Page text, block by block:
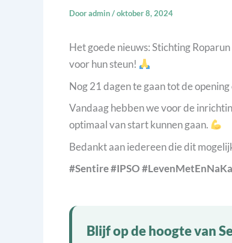
Dooradmin/oktober 8, 2024
Het goede nieuws: Stichting
voor hun steun!
Nog 21 dagen te gaan tot de
Vandaag hebben we voor de
optimaal van start kunnen gaan.
Bedankt aan iedereen die dit
#Sentire#IPSO
Blijf op de hoogte van